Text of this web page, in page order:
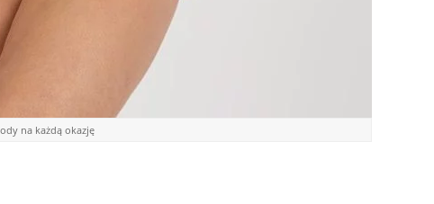
na każdą okazję